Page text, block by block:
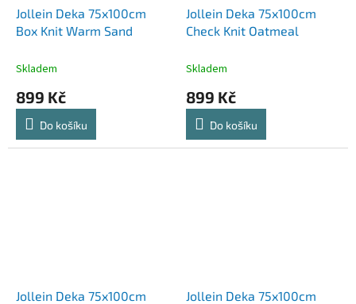
Jollein Deka 75x100cm
Box Knit Warm Sand
Skladem
899 Kč
Do košíku
Jollein Deka 75x100cm
Check Knit Oatmeal
Skladem
899 Kč
Do košíku
Jollein Deka 75x100cm
Jollein Deka 75x100cm